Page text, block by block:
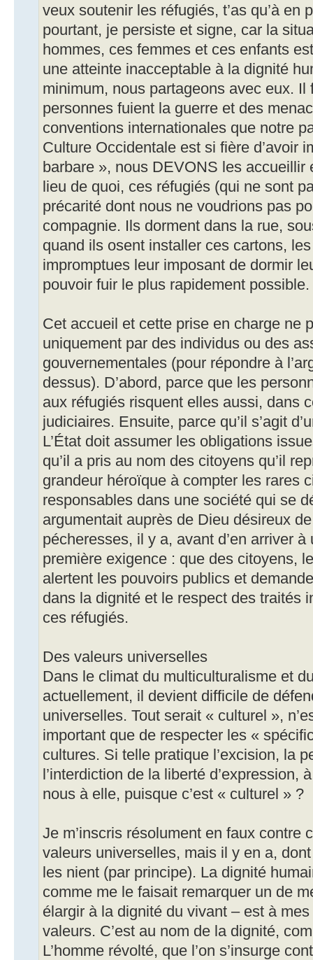
veux soutenir les réfugiés, t’as qu’à en
pourtant, je persiste et signe, car la
hommes, ces femmes et ces enfants
une atteinte inacceptable à la dignité
minimum, nous partageons avec eux.
personnes fuient la guerre et des
conventions internationales que notre
Culture Occidentale est si fière d’avoir
barbare », nous DEVONS les accueillir
lieu de quoi, ces réfugiés (qui ne sont
précarité dont nous ne voudrions pas
compagnie. Ils dorment dans la rue,
quand ils osent installer ces cartons,
impromptues leur imposant de dormir
pouvoir fuir le plus rapidement possible.
Cet accueil et cette prise en charge ne
uniquement par des individus ou des
gouvernementales (pour répondre à
dessus). D’abord, parce que les
aux réfugiés risquent elles aussi, dans
judiciaires. Ensuite, parce qu’il s’agit
L’État doit assumer les obligations
qu’il a pris au nom des citoyens qu’il
grandeur héroïque à compter les rares
responsables dans une société qui se
argumentait auprès de Dieu désireux
pécheresses, il y a, avant d’en arriver
première exigence : que des citoyens,
alertent les pouvoirs publics et
dans la dignité et le respect des traités
ces réfugiés.
Des valeurs universelles
Dans le climat du multiculturalisme et
actuellement, il devient difficile de
universelles. Tout serait « culturel »,
important que de respecter les «
cultures. Si telle pratique l’excision, la
l’interdiction de la liberté d’expression,
nous à elle, puisque c’est « culturel » ?
Je m’inscris résolument en faux contre
valeurs universelles, mais il y en a,
les nient (par principe). La dignité
comme me le faisait remarquer un de
élargir à la dignité du vivant – est à
valeurs. C’est au nom de la dignité,
L’homme révolté, que l’on s’insurge